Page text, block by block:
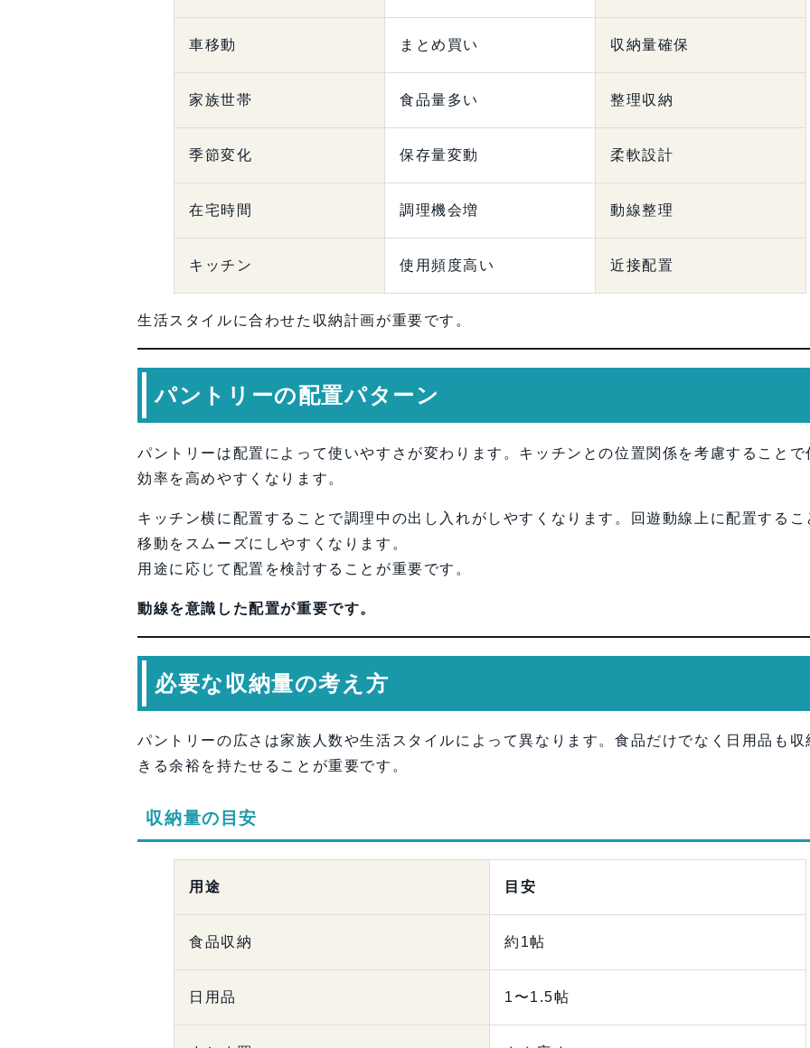
車移動 まとめ買い 収納量確保
家族世帯 食品量多い 整理収納
季節変化 保存量変動 柔軟設計
在宅時間 調理機会増 動線整理
キッチン 使用頻度高い 近接配置
生活スタイルに合わせた収納計画が重要です。
パントリーの配置パターン
パントリーは配置によって使いやすさが変わります。キッチンとの位置関係を考慮することで
効率を高めやすくなります。
キッチン横に配置することで調理中の出し入れがしやすくなります。回遊動線上に配置するこ
移動をスムーズにしやすくなります。
用途に応じて配置を検討することが重要です。
動線を意識した配置が重要です。
必要な収納量の考え方
パントリーの広さは家族人数や生活スタイルによって異なります。食品だけでなく日用品も収
きる余裕を持たせることが重要です。
収納量の目安
用途 目安
食品収納 約1帖
日用品 1〜1.5帖